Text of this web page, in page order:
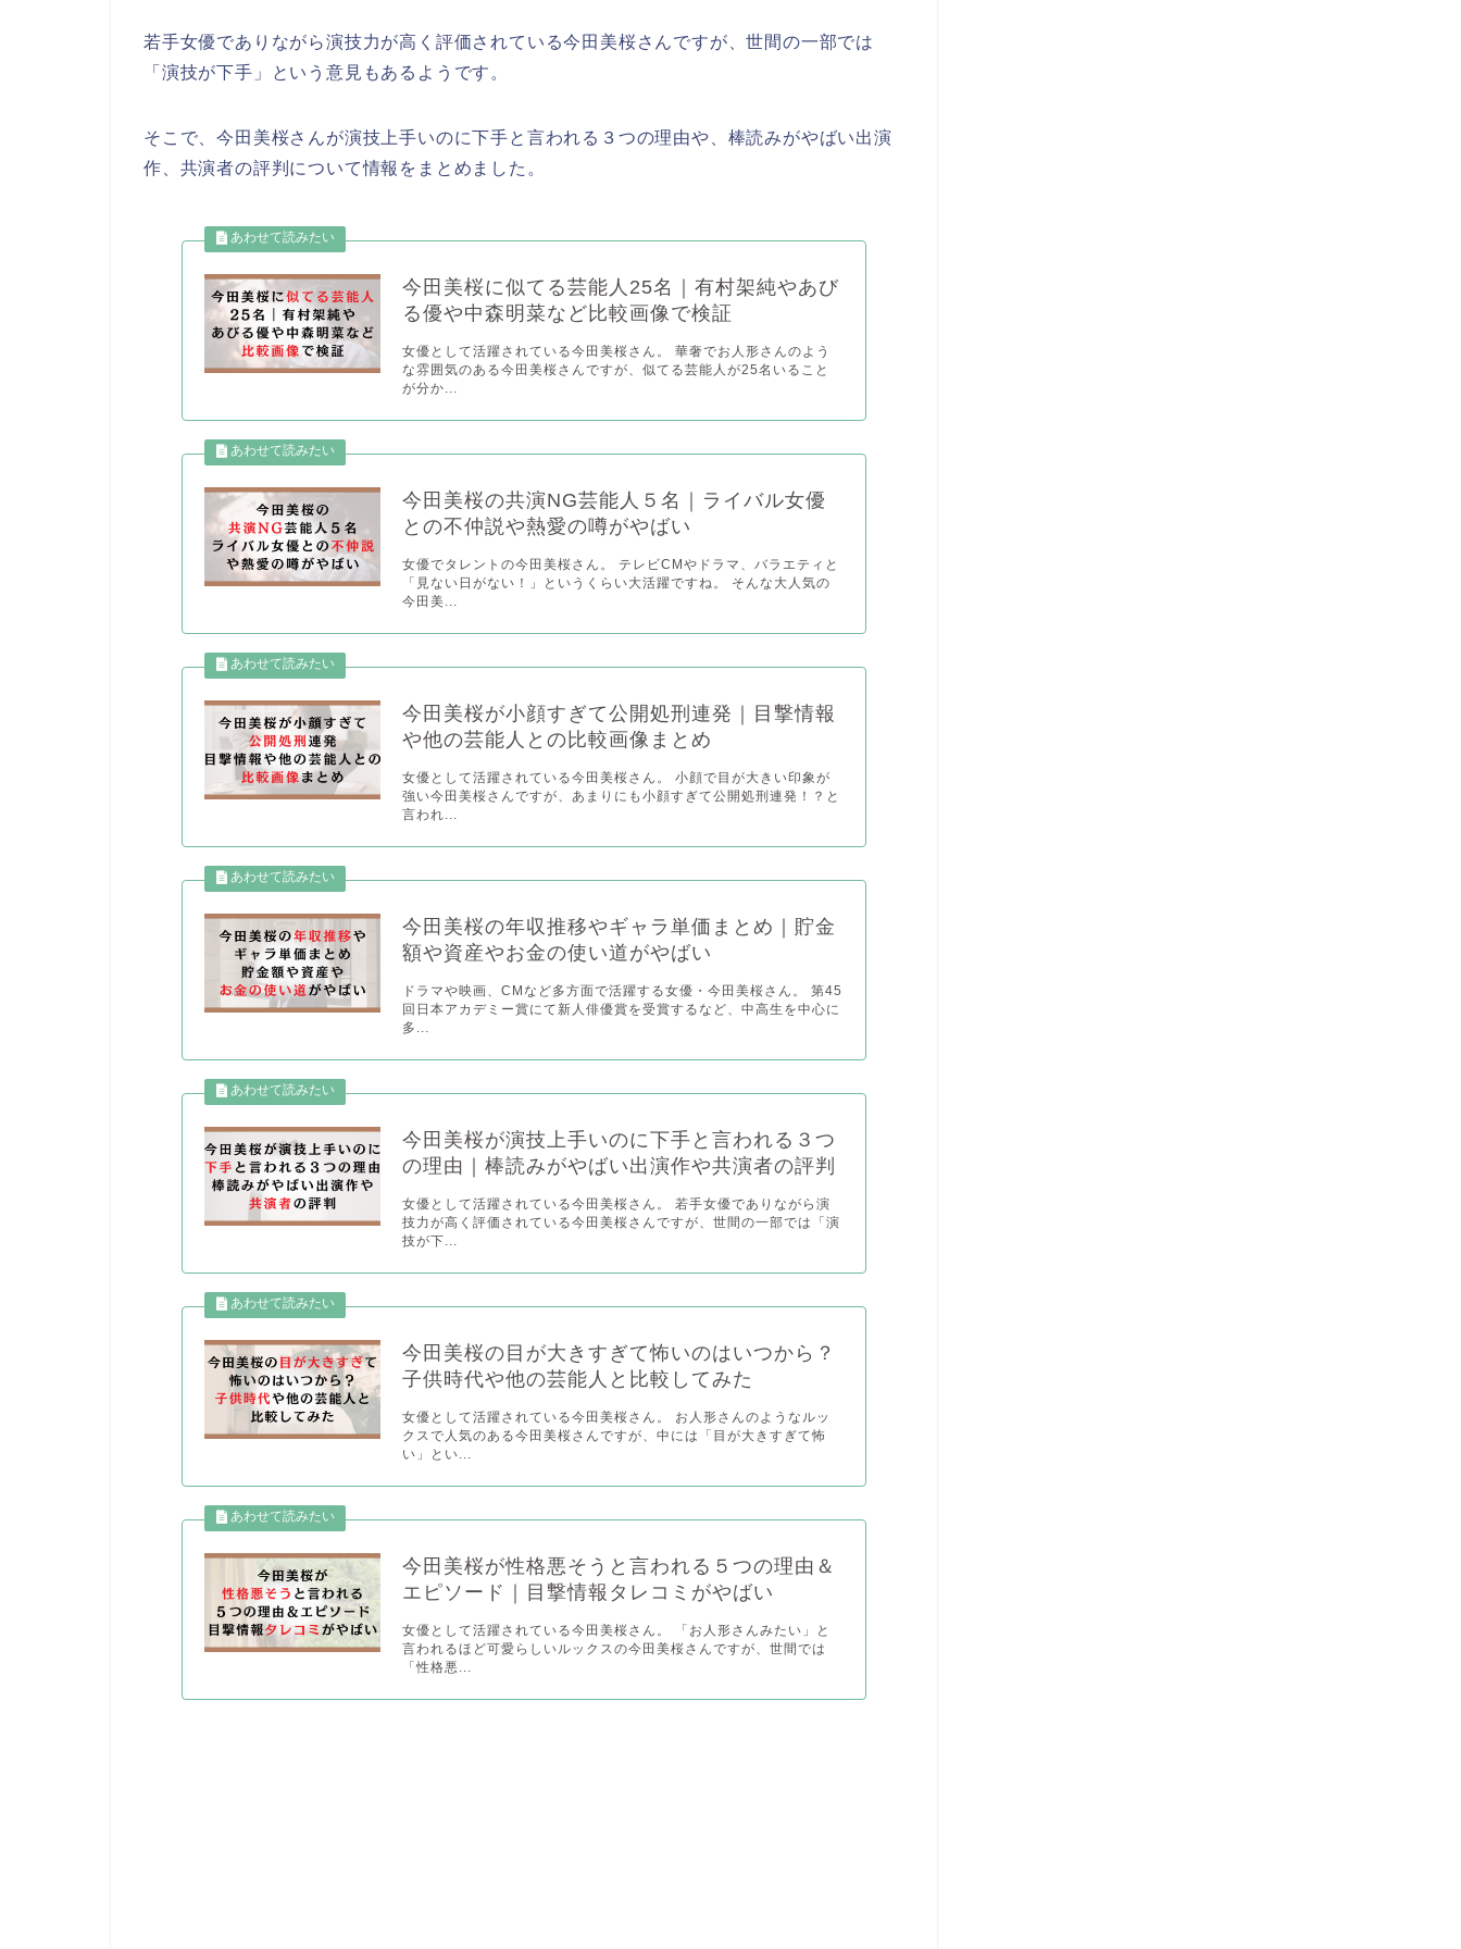
若手女優でありながら演技力が高く評価されている今田美桜さんですが、世間の一部では
「演技が下手」という意見もあるようです。
そこで、今田美桜さんが演技上手いのに下手と言われる３つの理由や、棒読みがやばい出演
作、共演者の評判について情報をまとめました。
今田美桜に似てる芸能人25名｜有村架純やあび
る優や中森明菜など比較画像で検証
女優として活躍されている今田美桜さん。 華奢でお人形さんのよう
な雰囲気のある今田美桜さんですが、似てる芸能人が25名いること
が分か...
今田美桜の共演NG芸能人５名｜ライバル女優
との不仲説や熱愛の噂がやばい
女優でタレントの今田美桜さん。 テレビCMやドラマ、バラエティと
「見ない日がない！」というくらい大活躍ですね。 そんな大人気の
今田美...
今田美桜が小顔すぎて公開処刑連発｜目撃情報
や他の芸能人との比較画像まとめ
女優として活躍されている今田美桜さん。 小顔で目が大きい印象が
強い今田美桜さんですが、あまりにも小顔すぎて公開処刑連発！？と
言われ...
今田美桜の年収推移やギャラ単価まとめ｜貯金
額や資産やお金の使い道がやばい
ドラマや映画、CMなど多方面で活躍する女優・今田美桜さん。 第45
回日本アカデミー賞にて新人俳優賞を受賞するなど、中高生を中心に
多...
今田美桜が演技上手いのに下手と言われる３つ
の理由｜棒読みがやばい出演作や共演者の評判
女優として活躍されている今田美桜さん。 若手女優でありながら演
技力が高く評価されている今田美桜さんですが、世間の一部では「演
技が下...
今田美桜の目が大きすぎて怖いのはいつから？
子供時代や他の芸能人と比較してみた
女優として活躍されている今田美桜さん。 お人形さんのようなルッ
クスで人気のある今田美桜さんですが、中には「目が大きすぎて怖
い」とい...
今田美桜が性格悪そうと言われる５つの理由＆
エピソード｜目撃情報タレコミがやばい
女優として活躍されている今田美桜さん。 「お人形さんみたい」と
言われるほど可愛らしいルックスの今田美桜さんですが、世間では
「性格悪...